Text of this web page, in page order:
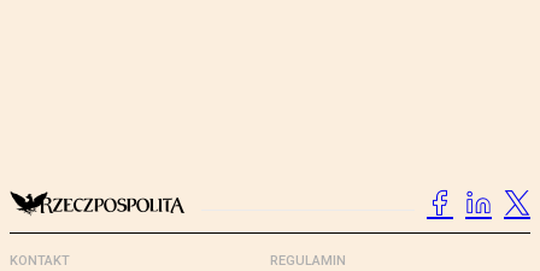
KONTAKT REGULAMIN